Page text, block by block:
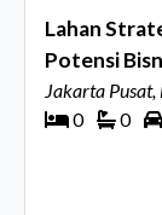
Lahan
Potensi
Jakarta
0
0